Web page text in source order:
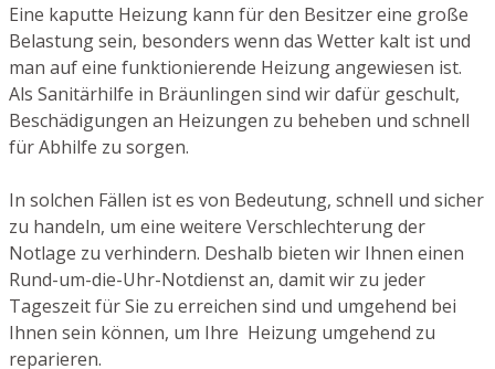
Eine kaputte Heizung kann für den Besitzer eine große
Belastung sein, besonders wenn das Wetter kalt ist und
man auf eine funktionierende Heizung angewiesen ist.
Als Sanitärhilfe in Bräunlingen sind wir dafür geschult,
Beschädigungen an Heizungen zu beheben und schnell
für Abhilfe zu sorgen.
In solchen Fällen ist es von Bedeutung, schnell und sicher
zu handeln, um eine weitere Verschlechterung der
Notlage zu verhindern. Deshalb bieten wir Ihnen einen
Rund-um-die-Uhr-Notdienst an, damit wir zu jeder
Tageszeit für Sie zu erreichen sind und umgehend bei
Ihnen sein können, um Ihre Heizung umgehend zu
reparieren.